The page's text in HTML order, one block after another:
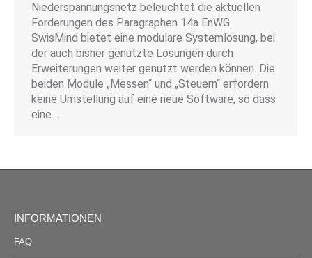
Niederspannungsnetz beleuchtet die aktuellen
Forderungen des Paragraphen 14a EnWG.
SwisMind bietet eine modulare Systemlösung, bei
der auch bisher genutzte Lösungen durch
Erweiterungen weiter genutzt werden können. Die
beiden Module „Messen“ und „Steuern“ erfordern
keine Umstellung auf eine neue Software, so dass
eine…
INFORMATIONEN
FAQ